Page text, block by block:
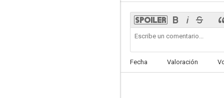
8.0
Fecha Valoración